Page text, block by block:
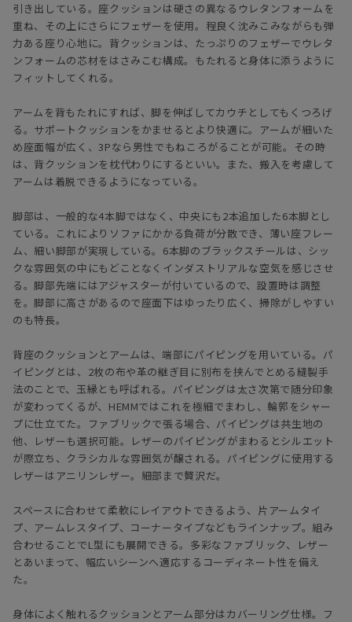
引き出している。座クッションは硬さの異なるウレタンフォームを
重ね、その上にさらにフェザーを使用。程良く沈みこみながらも弾
力ある座り心地に。背クッションは、たっぷりのフェザーでウレタ
ンフォームの芯材をはさみこむ構成。もたれると身体に添うように
フィットしてくれる。
アームを背もたれにすれば、脚を伸ばしてカウチとしてもくつろげ
る。サポートクッションをかませるとより快適に。アームが細いた
め座面幅が広く、3Pなら男性でもねころがることが可能。その時
は、背クッションを枕代わりにするといい。また、搬入を考慮して
アームは着脱できるようになっている。
脚部は、一般的な4本脚ではなく、中央にも2本追加した6本脚とし
ている。これによりソファにかかる負荷が分散でき、薄い座フレー
ム、細い脚部が実現している。6本脚のブラックスチールは、シッ
クな雰囲気の中にもどことなくインダストリアルな空気を感じさせ
る。脚部先端にはアジャスターが付いているので、設置時は調整
を。脚部に高さがあるので座面下はゆったり広く、掃除がしやすい
のも特長。
背座のクッションとアームは、端部にパイピングを用いている。パ
イピングとは、2枚の布や革の継ぎ目に別布を挟んでとめる縫製手
法のことで、玉縁とも呼ばれる。パイピングは太さ次第で随分印象
が変わってくるが、HEMMではこれを極細でまわし、輪郭をシャー
プに仕立てた。ファブリックで張る場合、パイピングは共生地の
他、レザーも選択可能。レザーのパイピングがまわるとシルエット
が際立ち、クラシカルな雰囲気が醸される。パイピングに使用する
レザーはアニリンレザー。細部まで贅沢だ。
スペースに合わせて柔軟にレイアウトできるよう、片アームタイ
プ、アームレスタイプ、コーナータイプなどもラインナップ。組み
合わせることでL型にも展開できる。多彩なファブリック、レザー
とあいまって、幅広いシーンへ適応するコーディネート性を備え
た。
身体によく触れるクッションとアーム部分はカバーリング仕様。フ